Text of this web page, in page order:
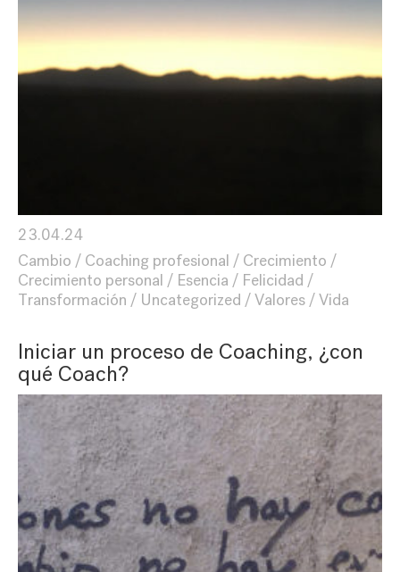
23.04.24
Cambio
Coaching profesional
Crecimiento
Crecimiento personal
Esencia
Felicidad
Transformación
Uncategorized Valores Vida
Iniciar un proceso de Coaching, ¿con
qué Coach?